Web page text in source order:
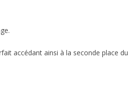
accédant ainsi à la seconde place du